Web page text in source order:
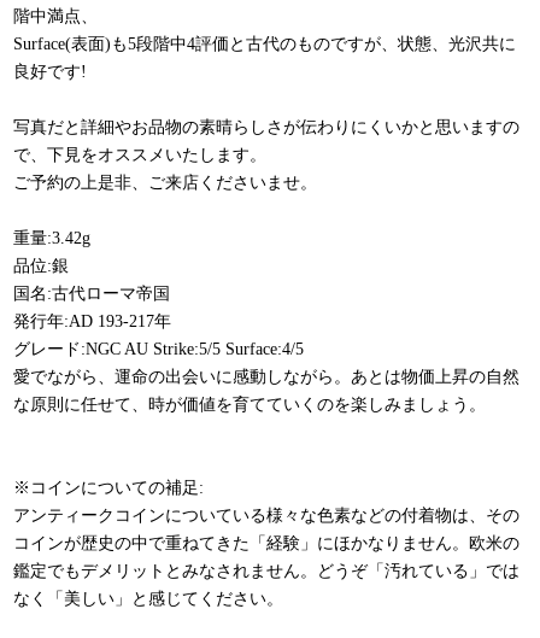
階中満点、
Surface(表面)も5段階中4評価と古代のものですが、状態、光沢共に
良好です!
写真だと詳細やお品物の素晴らしさが伝わりにくいかと思いますの
で、下見をオススメいたします。
ご予約の上是非、ご来店くださいませ。
重量:3.42g
品位:銀
国名:古代ローマ帝国
発行年:AD 193-217年
グレード:NGC AU Strike:5/5 Surface:4/5
愛でながら、運命の出会いに感動しながら。あとは物価上昇の自然
な原則に任せて、時が価値を育てていくのを楽しみましょう。
※コインについての補足:
アンティークコインについている様々な色素などの付着物は、その
コインが歴史の中で重ねてきた「経験」にほかなりません。欧米の
鑑定でもデメリットとみなされません。どうぞ「汚れている」では
なく「美しい」と感じてください。